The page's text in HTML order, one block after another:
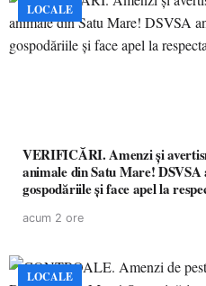
LOCALE
VERIFICĂRI. Amenzi și
animale din Satu Mare!
gospodăriile și face apel la
acum 2 ore
LOCALE